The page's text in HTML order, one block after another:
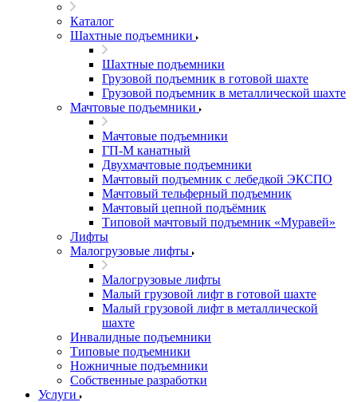
Каталог
Шахтные подъемники
Шахтные подъемники
Грузовой подъемник в готовой шахте
Грузовой подъемник в металлической шахте
Мачтовые подъемники
Мачтовые подъемники
ГП-М канатный
Двухмачтовые подъемники
Мачтовый подъемник с лебедкой ЭКСПО
Мачтовый тельферный подъемник
Мачтовый цепной подъёмник
Типовой мачтовый подъемник «Муравей»
Лифты
Малогрузовые лифты
Малогрузовые лифты
Малый грузовой лифт в готовой шахте
Малый грузовой лифт в металлической
шахте
Инвалидные подъемники
Типовые подъемники
Ножничные подъемники
Собственные разработки
Услуги